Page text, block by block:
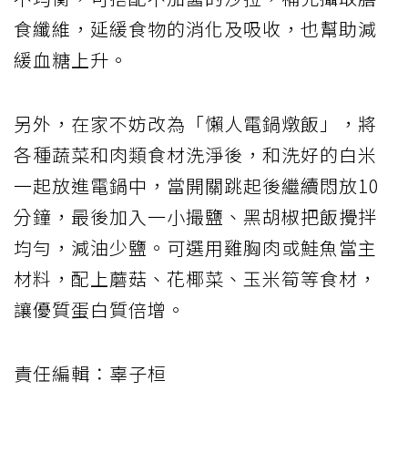
食纖維，延緩食物的消化及吸收，也幫助減
緩血糖上升。
另外，在家不妨改為「懶人電鍋燉飯」，將
各種蔬菜和肉類食材洗淨後，和洗好的白米
一起放進電鍋中，當開關跳起後繼續悶放10
分鐘，最後加入一小撮鹽、黑胡椒把飯攪拌
均勻，減油少鹽。可選用雞胸肉或鮭魚當主
材料，配上蘑菇、花椰菜、玉米筍等食材，
讓優質蛋白質倍增。
責任編輯：辜子桓